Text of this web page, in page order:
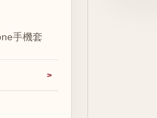
手機套